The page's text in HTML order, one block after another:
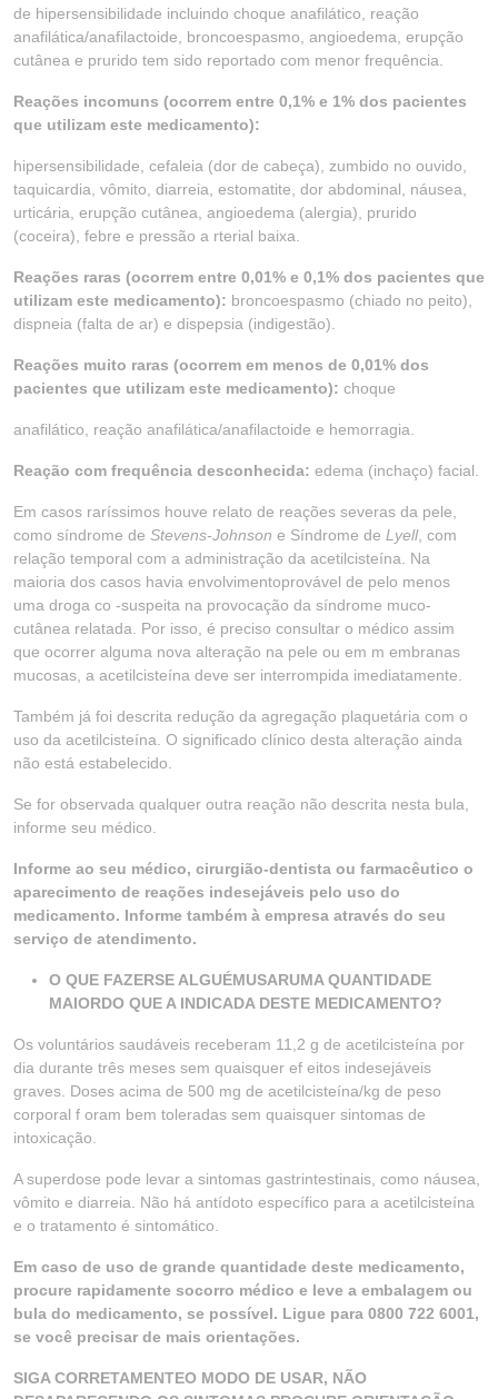
de hipersensibilidade incluindo choque anafilático, reação
anafilática/anafilactoide, broncoespasmo, angioedema, erupção
cutânea e prurido tem sido reportado com menor frequência.
Reações incomuns (ocorrem entre 0,1% e 1% dos pacientes
que utilizam este medicamento):
hipersensibilidade, cefaleia (dor de cabeça), zumbido no ouvido,
taquicardia, vômito, diarreia, estomatite, dor abdominal, náusea,
urticária, erupção cutânea, angioedema (alergia), prurido
(coceira), febre e pressão a rterial baixa.
Reações raras (ocorrem entre 0,01% e 0,1% dos pacientes que
utilizam este medicamento): broncoespasmo (chiado no peito),
dispneia (falta de ar) e dispepsia (indigestão).
Reações muito raras (ocorrem em menos de 0,01% dos
pacientes que utilizam este medicamento): choque
anafilático, reação anafilática/anafilactoide e hemorragia.
Reação com frequência desconhecida: edema (inchaço) facial.
Em casos raríssimos houve relato de reações severas da pele,
como síndrome de Stevens-Johnson e Síndrome de Lyell, com
relação temporal com a administração da acetilcisteína. Na
maioria dos casos havia envolvimentoprovável de pelo menos
uma droga co -suspeita na provocação da síndrome muco-
cutânea relatada. Por isso, é preciso consultar o médico assim
que ocorrer alguma nova alteração na pele ou em m embranas
mucosas, a acetilcisteína deve ser interrompida imediatamente.
Também já foi descrita redução da agregação plaquetária com o
uso da acetilcisteína. O significado clínico desta alteração ainda
não está estabelecido.
Se for observada qualquer outra reação não descrita nesta bula,
informe seu médico.
Informe ao seu médico, cirurgião-dentista ou farmacêutico o
aparecimento de reações indesejáveis pelo uso do
medicamento. Informe também à empresa através do seu
serviço de atendimento.
O QUE FAZERSE ALGUÉMUSARUMA QUANTIDADE
MAIORDO QUE A INDICADA DESTE MEDICAMENTO?
Os voluntários saudáveis receberam 11,2 g de acetilcisteína por
dia durante três meses sem quaisquer ef eitos indesejáveis
graves. Doses acima de 500 mg de acetilcisteína/kg de peso
corporal f oram bem toleradas sem quaisquer sintomas de
intoxicação.
A superdose pode levar a sintomas gastrintestinais, como náusea,
vômito e diarreia. Não há antídoto específico para a acetilcisteína
e o tratamento é sintomático.
Em caso de uso de grande quantidade deste medicamento,
procure rapidamente socorro médico e leve a embalagem ou
bula do medicamento, se possível. Ligue para 0800 722 6001,
se você precisar de mais orientações.
SIGA CORRETAMENTEO MODO DE USAR, NÃO